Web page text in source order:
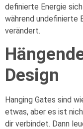
definierte Energie
während undefinierte
verändert.
Design
Hanging Gates sind
etwas, aber es ist
dir verbindet. Dann